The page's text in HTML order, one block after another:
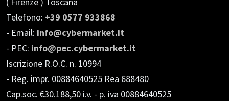
Telefono: +39 0577 933868
- Email: info@cybermarket.it
- PEC: info@pec.cybermarket.it
Iscrizione R.O.C. n. 10994
- Reg. impr. 00884640525 Rea 688480
Cap.soc. €30.188,50 i.v. - p. iva 00884640525